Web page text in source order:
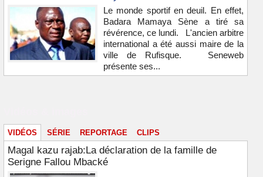
Le monde sportif en deuil. En effet,
Badara Mamaya Sène a tiré sa
révérence, ce lundi. L'ancien arbitre
international a été aussi maire de la
ville de Rufisque. Seneweb
présente ses...
VIDÉOS SÉRIE REPORTAGE CLIPS
Magal kazu rajab:La déclaration de la famille de
Serigne Fallou Mbacké